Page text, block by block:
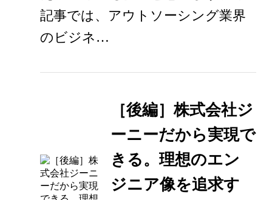
記事では、アウトソーシング業界
のビジネ…
［後編］株式会社ジ
ーニーだから実現で
きる。理想のエン
ジニア像を追求す